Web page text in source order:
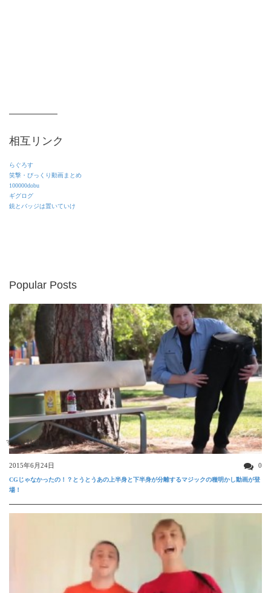
相互リンク
らぐろす
笑撃・びっくり動画まとめ
100000dobu
ギグログ
銃とバッジは置いていけ
Popular Posts
すごい動画
2015年6月24日 0
CGじゃなかったの！？とうとうあの上半身と下半身が分離するマジックの種明かし動画が登
場！